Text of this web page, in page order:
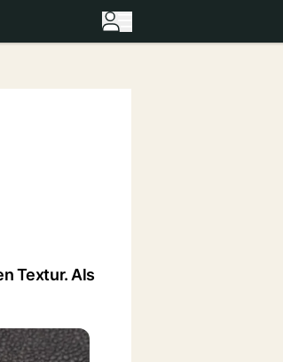
Textur. Als